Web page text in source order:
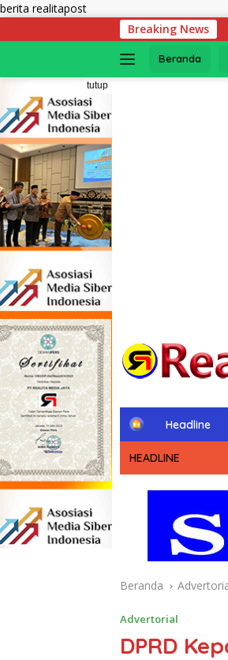
berita realitapostLangsung
konten
Breaking News
Beranda
tutup
H
m
e
Headline
HEADLINE
Beranda
Advertorial
DPRD